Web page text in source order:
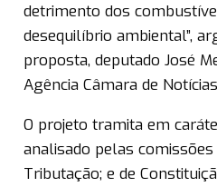
detrimento dos
desequilíbrio ambiental”,
proposta, deputado José
Agência Câmara de
O projeto tramita em
analisado pelas comissões
Tributação; e de